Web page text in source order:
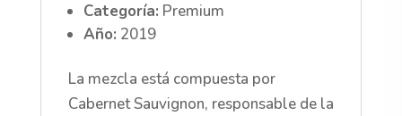
Categoría: Premium
Año: 2019
La mezcla está compuesta por
Cabernet Sauvignon, responsable de la